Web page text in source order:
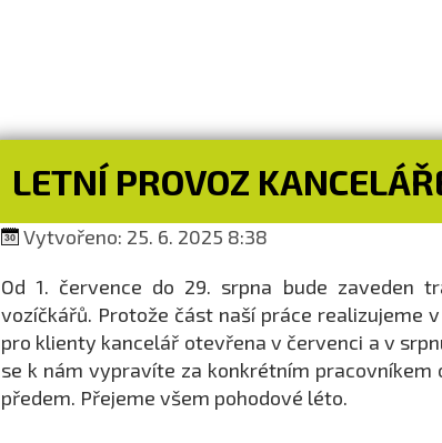
LETNÍ PROVOZ
Vytvořeno: 25. 6. 2025 8:38
Od 1. července do 29. srpna bude zaveden
vozíčkářů. Protože část naší práce realizujeme
pro klienty kancelář otevřena v červenci a v
se k nám vypravíte za konkrétním
předem. Přejeme všem pohodové léto.